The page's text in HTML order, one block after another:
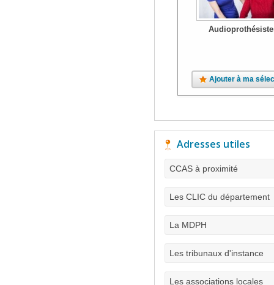
Ajouter à ma
Adresses utiles
CCAS à proximité
Les CLIC du département
La MDPH
Les tribunaux d'instance
Les associations locales